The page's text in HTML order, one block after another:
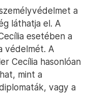
a
láthatja el. A
esetében a
védelmét. A
Cecília hasonlóan
mint a
vagy a